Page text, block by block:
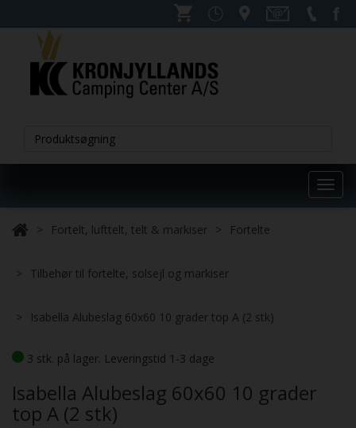
Fortelt, lufttelt, telt & markiser Fortelte
Tilbehør til fortelte, solsejl og markiser
Isabella Alubeslag 60x60 10 grader top A (2 stk)
3 stk. på lager. Leveringstid 1-3 dage
Isabella Alubeslag 60x60 10 grader
top A (2 stk)